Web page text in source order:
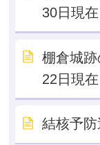
30日現在
棚倉城
22日現在
結核予